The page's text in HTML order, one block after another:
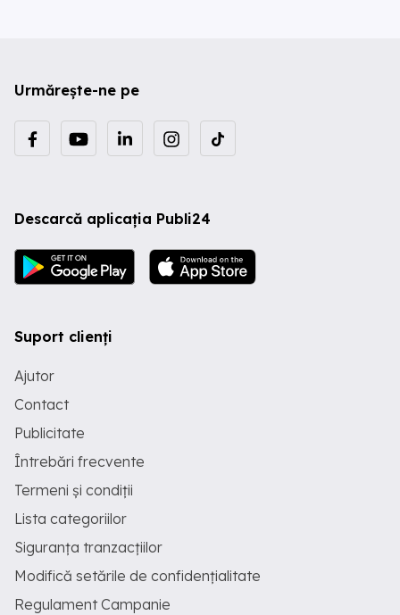
Urmărește-ne pe
Descarcă aplicația Publi24
Suport clienți
Ajutor
Contact
Publicitate
Întrebări frecvente
Termeni și condiții
Lista categoriilor
Siguranța tranzacțiilor
Modifică setările de confidențialitate
Regulament Campanie